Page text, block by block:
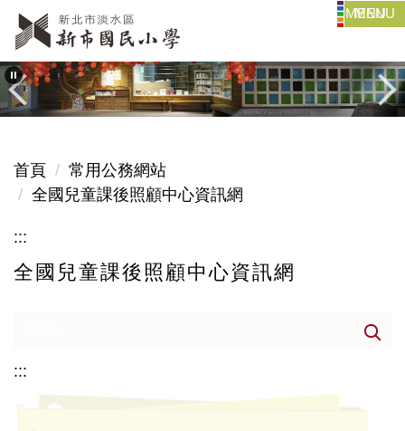
跳
到
主
要
內
區
MENU
首頁
常用公務網站
全國兒童課後照顧中心資訊網
:::
全國兒童課後照顧中心資訊網
:::